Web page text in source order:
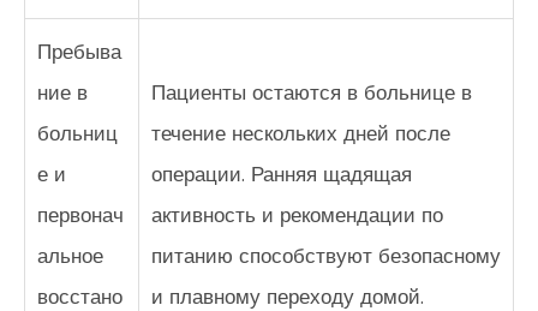
Пребыва
ние в
больниц
е и
первонач
альное
восстано
Пациенты остаются в больнице в
течение нескольких дней после
операции. Ранняя щадящая
активность и рекомендации по
питанию способствуют безопасному
и плавному переходу домой.